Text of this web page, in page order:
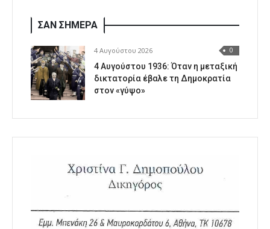
ΣΑΝ ΣΗΜΕΡΑ
4 Αυγούστου 2026 0
4 Αυγούστου 1936: Όταν η μεταξική
δικτατορία έβαλε τη Δημοκρατία
στον «γύψο»